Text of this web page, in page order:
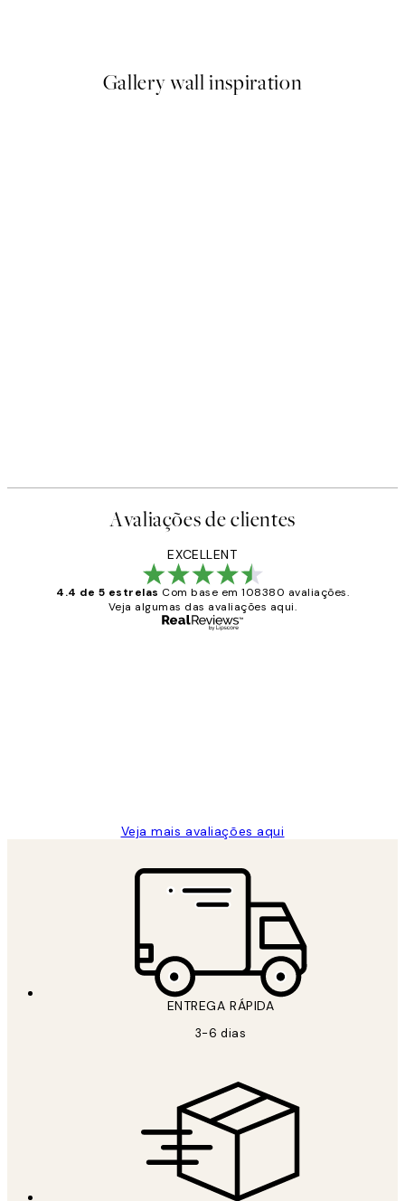
Gallery wall inspiration
Avaliações de clientes
EXCELLENT
4.4 de 5 estrelas Com base em 108380 avaliações.
Veja algumas das avaliações aqui.
Veja mais avaliações aqui
ENTREGA RÁPIDA
3-6 dias